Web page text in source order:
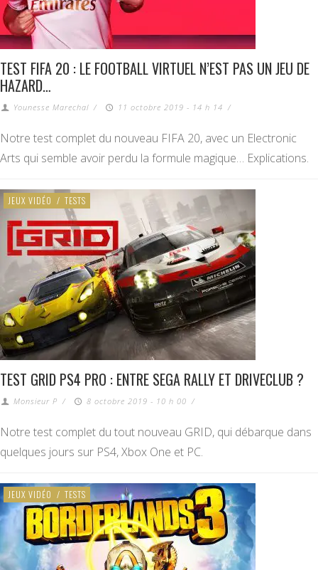
TEST FIFA 20 : LE FOOTBALL VIRTUEL N’EST PAS UN JEU DE
HAZARD…
Younesse Marechal / 11 octobre 2019 - 14 h 14 /
Notre test complet du nouveau FIFA 20, avec un Electronic
Arts qui semble avoir perdu la formule magique… Explications.
JEUX VIDÉO / TESTS
TEST GRID PS4 PRO : ENTRE SEGA RALLY ET DRIVECLUB ?
Monsieur P / 8 octobre 2019 - 10 h 00 /
Notre test complet du tout nouveau GRID, qui débarque dans
quelques jours sur PS4, Xbox One et PC.
JEUX VIDÉO / TESTS